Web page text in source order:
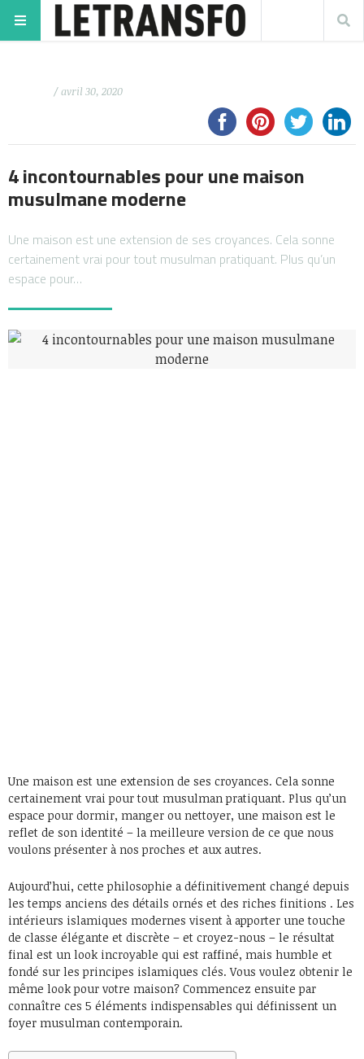
/ avril 30, 2020
4 incontournables pour une maison
musulmane moderne
Une maison est une extension de ses croyances. Cela sonne
certainement vrai pour tout musulman pratiquant. Plus qu’un
espace pour…
Une maison est une extension de ses croyances. Cela sonne
certainement vrai pour tout musulman pratiquant. Plus qu’un
espace pour dormir, manger ou nettoyer, une maison est le
reflet de son identité – la meilleure version de ce que nous
voulons présenter à nos proches et aux autres.
Aujourd’hui, cette philosophie a définitivement changé depuis
les temps anciens des détails ornés et des riches finitions . Les
intérieurs islamiques modernes visent à apporter une touche
de classe élégante et discrète – et croyez-nous – le résultat
final est un look incroyable qui est raffiné, mais humble et
fondé sur les principes islamiques clés. Vous voulez obtenir le
même look pour votre maison? Commencez ensuite par
connaître ces 5 éléments indispensables qui définissent un
foyer musulman contemporain.